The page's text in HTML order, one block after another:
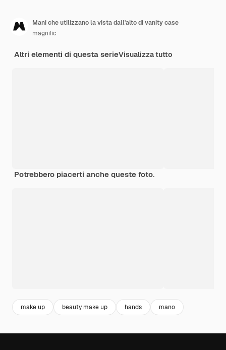
Mani che utilizzano la vista dall'alto di vanity case
magnific
Altri elementi di questa serieVisualizza tutto
Potrebbero piacerti anche queste foto.
make up beauty make up hands mano